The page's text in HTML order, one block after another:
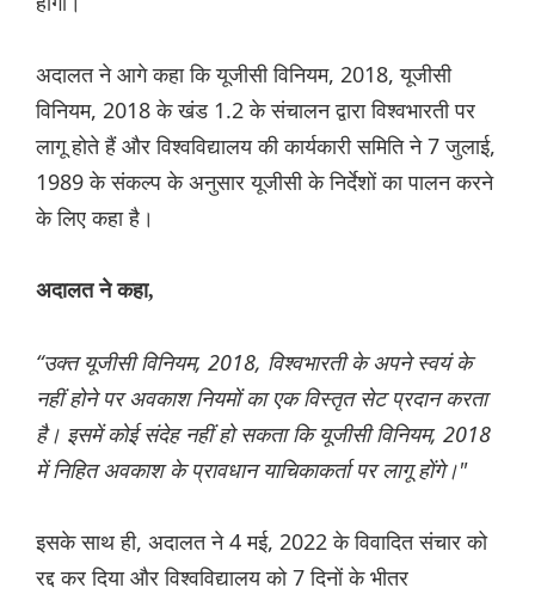
अदालत ने आगे कहा कि यूजीसी विनियम, 2018, यूजीसी
विनियम, 2018 के खंड 1.2 के संचालन द्वारा विश्वभारती पर
लागू होते हैं और विश्वविद्यालय की कार्यकारी समिति ने 7 जुलाई,
1989 के संकल्प के अनुसार यूजीसी के निर्देशों का पालन करने
के लिए कहा है।
अदालत ने कहा,
“उक्त यूजीसी विनियम, 2018, विश्वभारती के अपने स्वयं के
नहीं होने पर अवकाश नियमों का एक विस्तृत सेट प्रदान करता
है। इसमें कोई संदेह नहीं हो सकता कि यूजीसी विनियम, 2018
में निहित अवकाश के प्रावधान याचिकाकर्ता पर लागू होंगे।"
इसके साथ ही, अदालत ने 4 मई, 2022 के विवादित संचार को
रद्द कर दिया और विश्वविद्यालय को 7 दिनों के भीतर